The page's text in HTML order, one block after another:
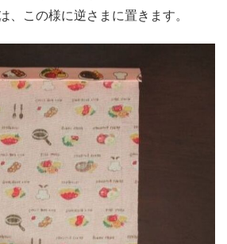
、この様に逆さまに置きます。